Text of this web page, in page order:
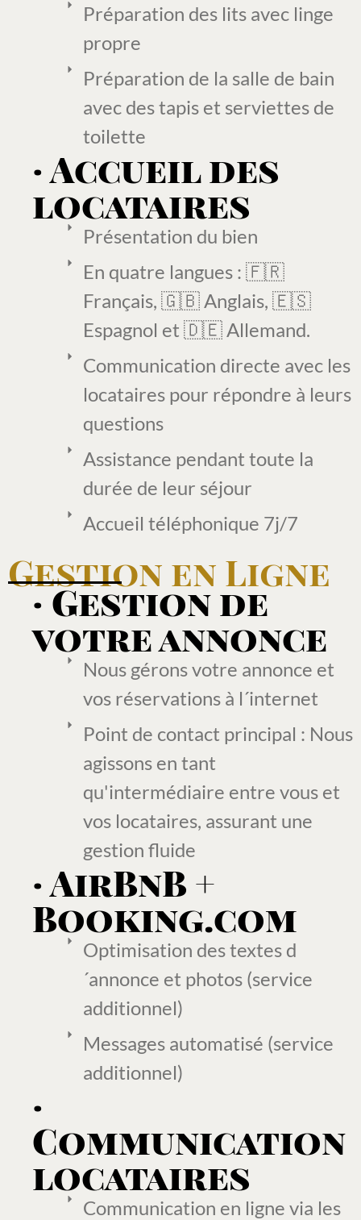
Préparation des lits avec linge
propre
Préparation de la salle de bain
avec des tapis et serviettes de
toilette
· Accueil des
locataires
Présentation du bien
En quatre langues : 🇫🇷
Français, 🇬🇧 Anglais, 🇪🇸
Espagnol et 🇩🇪 Allemand.
Communication directe avec les
locataires pour répondre à leurs
questions
Assistance pendant toute la
durée de leur séjour
Accueil téléphonique 7j/7
Gestion en Ligne
· Gestion de
votre annonce
Nous gérons votre annonce et
vos réservations à l´internet
Point de contact principal : Nous
agissons en tant
qu'intermédiaire entre vous et
vos locataires, assurant une
gestion fluide
· AirBnB +
Booking.com
Optimisation des textes d
´annonce et photos (service
additionnel)
Messages automatisé (service
additionnel)
·
Communication
locataires
Communication en ligne via les